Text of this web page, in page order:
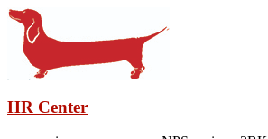
HR Center